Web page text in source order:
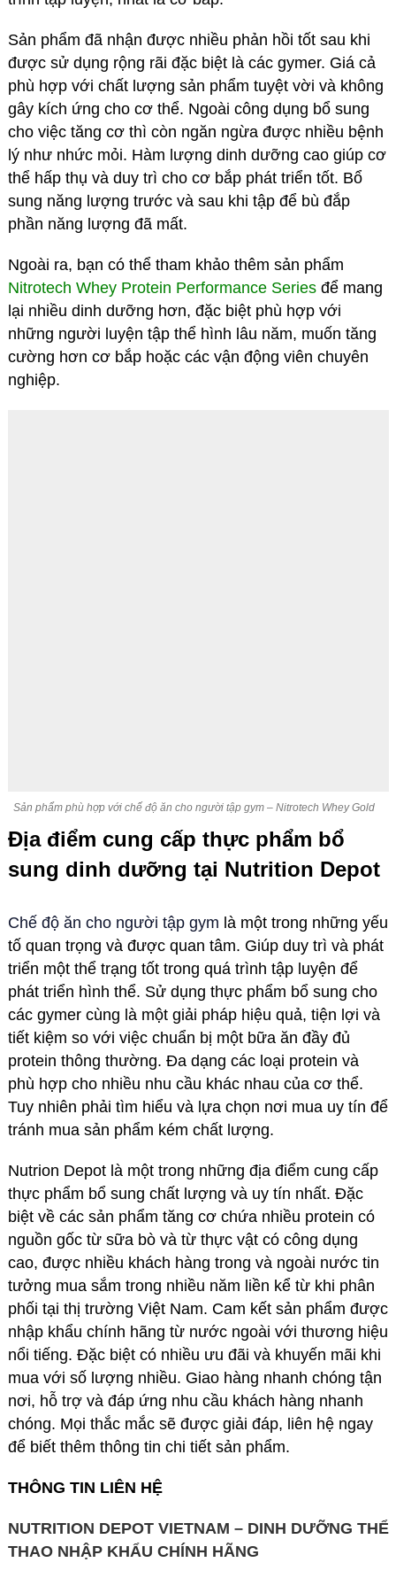
Sản phẩm đã nhận được nhiều phản hồi tốt sau khi
được sử dụng rộng rãi đặc biệt là các gymer. Giá cả
phù hợp với chất lượng sản phẩm tuyệt vời và không
gây kích ứng cho cơ thể. Ngoài công dụng bổ sung
cho việc tăng cơ thì còn ngăn ngừa được nhiều bệnh
lý như nhức mỏi. Hàm lượng dinh dưỡng cao giúp cơ
thể hấp thụ và duy trì cho cơ bắp phát triển tốt. Bổ
sung năng lượng trước và sau khi tập để bù đắp
phần năng lượng đã mất.
Ngoài ra, bạn có thể tham khảo thêm sản phẩm
Nitrotech Whey Protein Performance Series để mang
lại nhiều dinh dưỡng hơn, đặc biệt phù hợp với
những người luyện tập thể hình lâu năm, muốn tăng
cường hơn cơ bắp hoặc các vận động viên chuyên
nghiệp.
Sản phẩm phù hợp với chế độ ăn cho người tập gym – Nitrotech Whey Gold
Địa điểm cung cấp thực phẩm bổ
sung dinh dưỡng tại Nutrition Depot
Chế độ ăn cho người tập gym là một trong những yếu
tố quan trọng và được quan tâm. Giúp duy trì và phát
triển một thể trạng tốt trong quá trình tập luyện để
phát triển hình thể. Sử dụng thực phẩm bổ sung cho
các gymer cùng là một giải pháp hiệu quả, tiện lợi và
tiết kiệm so với việc chuẩn bị một bữa ăn đầy đủ
protein thông thường. Đa dạng các loại protein và
phù hợp cho nhiều nhu cầu khác nhau của cơ thể.
Tuy nhiên phải tìm hiểu và lựa chọn nơi mua uy tín để
tránh mua sản phẩm kém chất lượng.
Nutrion Depot là một trong những địa điểm cung cấp
thực phẩm bổ sung chất lượng và uy tín nhất. Đặc
biệt về các sản phẩm tăng cơ chứa nhiều protein có
nguồn gốc từ sữa bò và từ thực vật có công dụng
cao, được nhiều khách hàng trong và ngoài nước tin
tưởng mua sắm trong nhiều năm liền kể từ khi phân
phối tại thị trường Việt Nam. Cam kết sản phẩm được
nhập khẩu chính hãng từ nước ngoài với thương hiệu
nổi tiếng. Đặc biệt có nhiều ưu đãi và khuyến mãi khi
mua với số lượng nhiều. Giao hàng nhanh chóng tận
nơi, hỗ trợ và đáp ứng nhu cầu khách hàng nhanh
chóng. Mọi thắc mắc sẽ được giải đáp, liên hệ ngay
để biết thêm thông tin chi tiết sản phẩm.
THÔNG TIN LIÊN HỆ
NUTRITION DEPOT VIETNAM – DINH DƯỠNG THỂ
THAO NHẬP KHẨU CHÍNH HÃNG